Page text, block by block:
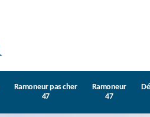
Ramoneur pas cher
47
Ramoneur
47